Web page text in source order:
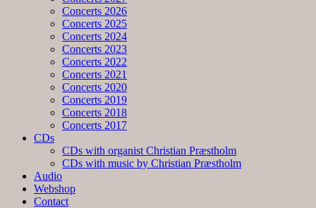
Concerts 2026
Concerts 2025
Concerts 2024
Concerts 2023
Concerts 2022
Concerts 2021
Concerts 2020
Concerts 2019
Concerts 2018
Concerts 2017
CDs
CDs with organist Christian Præstholm
CDs with music by Christian Præstholm
Audio
Webshop
Contact